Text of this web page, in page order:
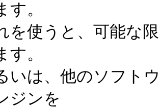
す。
を使うと、可能な
す。
いは、他のソフト
ジンを